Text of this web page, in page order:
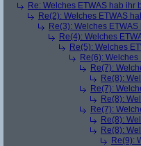
Re: Welches ETWAS hab ihr
Re(2): Welches ETWAS
Re(3): Welches
Re(4): Welches
Re(5): Welches
Re(6):
Re(7):
Re(8):
Re(7):
Re(8):
Re(7):
Re(8):
Re(8):
Re(9):